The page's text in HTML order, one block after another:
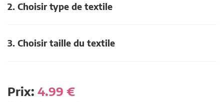
2. Choisir type de textile
3. Choisir taille du textile
Prix: 4.99 €